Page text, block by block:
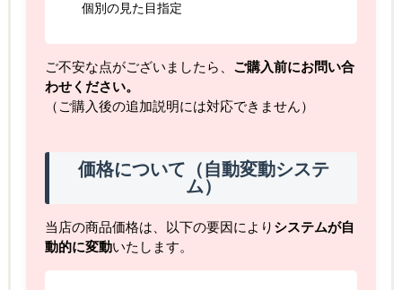
個別の見た目指定
ご不安な点がございましたら、 ご購入前にお問い合
わせください。
（ご購入後の追加説明には対応できません）
価格について（自動変動システ
ム）
当店の商品価格は、以下の要因により システムが自
動的に変動いたします。